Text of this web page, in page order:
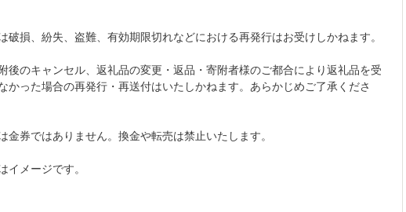
破損、紛失、盗難、有効期限切れなどにおける再発行はお受けしかねます。
後のキャンセル、返礼品の変更・返品・寄附者様のご都合により返礼品を受
かった場合の再発行・再送付はいたしかねます。あらかじめご了承くださ
金券ではありません。換金や転売は禁止いたします。
イメージです。